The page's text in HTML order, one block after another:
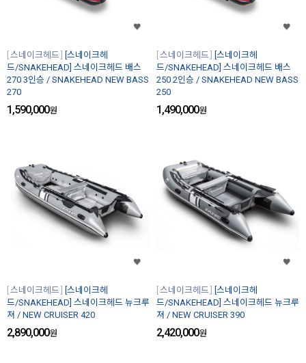
스네이크헤드
[스네이크헤
드/SNAKEHEAD] 스네이크헤드 배스
270 3인승 / SNAKEHEAD NEW BASS
270
1,590,000원
스네이크헤드
[스네이크헤
드/SNAKEHEAD] 스네이크헤드 배스
250 2인승 / SNAKEHEAD NEW BASS
250
1,490,000원
스네이크헤드
[스네이크헤
드/SNAKEHEAD] 스네이크헤드 뉴크루
져 / NEW CRUISER 420
2,890,000원
스네이크헤드
[스네이크헤
드/SNAKEHEAD] 스네이크헤드 뉴크루
져 / NEW CRUISER 390
2,420,000원